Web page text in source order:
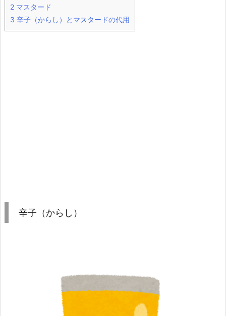
2 マスタード
3 辛子（からし）とマスタードの代用
辛子（からし）